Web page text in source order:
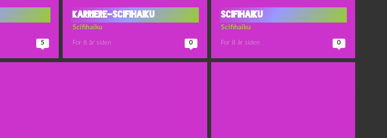
5
Karriere-scifihaiku
Scifihaiku
For 8 år siden 0
Scifihaiku
Scifihaiku
For 8 år siden 0